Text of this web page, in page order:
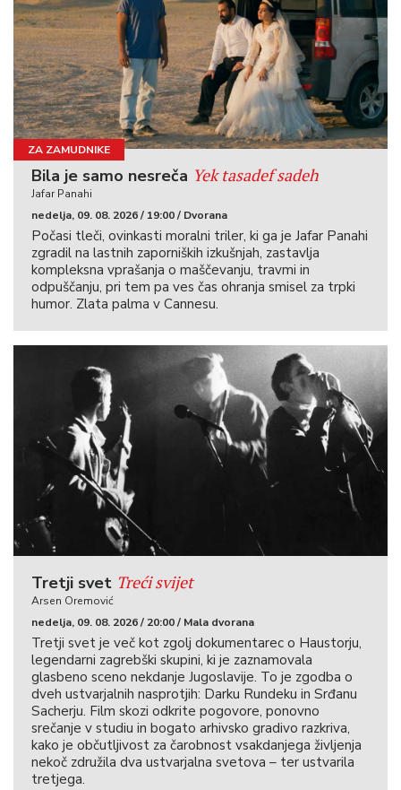
ZA ZAMUDNIKE
Bila je samo nesreča Yek tasadef sadeh
Jafar Panahi
nedelja, 09. 08. 2026 / 19:00 / Dvorana
Počasi tleči, ovinkasti moralni triler, ki ga je Jafar Panahi
zgradil na lastnih zaporniških izkušnjah, zastavlja
kompleksna vprašanja o maščevanju, travmi in
odpuščanju, pri tem pa ves čas ohranja smisel za trpki
humor. Zlata palma v Cannesu.
Tretji svet Treći svijet
Arsen Oremović
nedelja, 09. 08. 2026 / 20:00 / Mala dvorana
Tretji svet je več kot zgolj dokumentarec o Haustorju,
legendarni zagrebški skupini, ki je zaznamovala
glasbeno sceno nekdanje Jugoslavije. To je zgodba o
dveh ustvarjalnih nasprotjih: Darku Rundeku in Srđanu
Sacherju. Film skozi odkrite pogovore, ponovno
srečanje v studiu in bogato arhivsko gradivo razkriva,
kako je občutljivost za čarobnost vsakdanjega življenja
nekoč združila dva ustvarjalna svetova – ter ustvarila
tretjega.